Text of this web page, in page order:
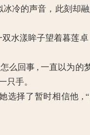
冷的声音，此刻却
水漾眸子望着暮莲卓
么回事 , 一直以为的
只手。
择了暂时相信他 ,